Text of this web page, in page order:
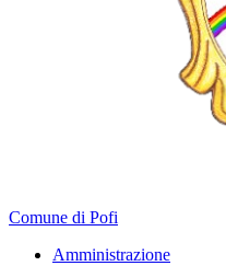
Comune di Pofi
Amministrazione